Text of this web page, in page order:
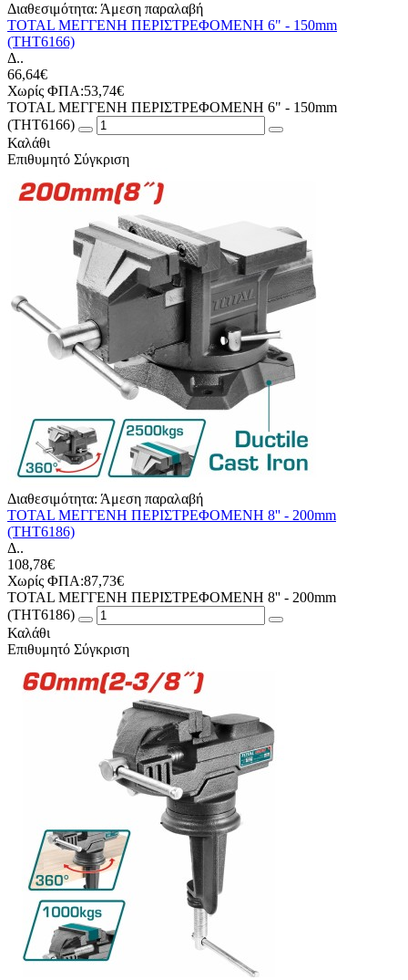
Διαθεσιμότητα: Άμεση παραλαβή
TOTAL ΜΕΓΓΕΝΗ ΠΕΡΙΣΤΡΕΦΟΜΕΝΗ 6" - 150mm
(THT6166)
Δ..
66,64€
Χωρίς ΦΠΑ:53,74€
TOTAL ΜΕΓΓΕΝΗ ΠΕΡΙΣΤΡΕΦΟΜΕΝΗ 6" - 150mm
(THT6166)
Καλάθι
Επιθυμητό Σύγκριση
Διαθεσιμότητα: Άμεση παραλαβή
TOTAL ΜΕΓΓΕΝΗ ΠΕΡΙΣΤΡΕΦΟΜΕΝΗ 8'' - 200mm
(THT6186)
Δ..
108,78€
Χωρίς ΦΠΑ:87,73€
TOTAL ΜΕΓΓΕΝΗ ΠΕΡΙΣΤΡΕΦΟΜΕΝΗ 8'' - 200mm
(THT6186)
Καλάθι
Επιθυμητό Σύγκριση